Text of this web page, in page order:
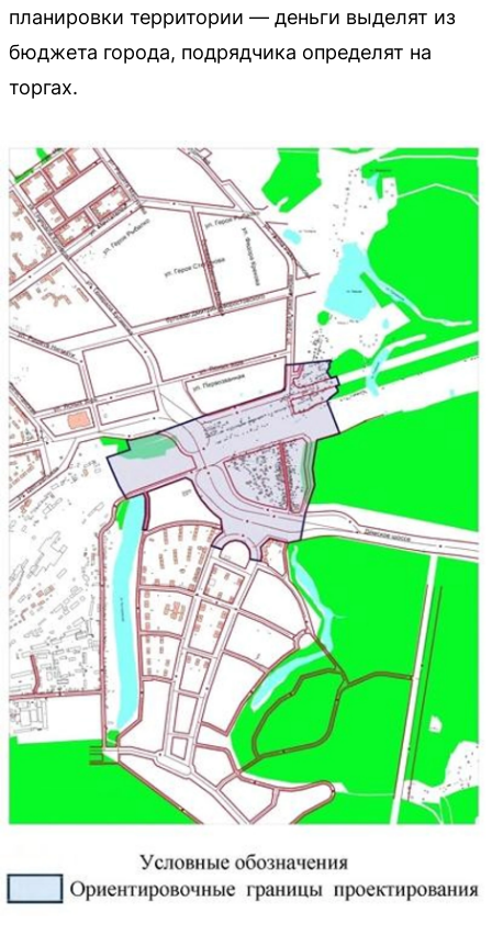
планировки территории — деньги выделят из
бюджета города, подрядчика определят на
торгах.